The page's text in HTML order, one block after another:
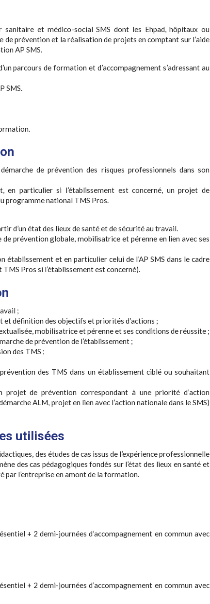
sanitaire et médico-social SMS dont les Ehpad, hôpitaux ou
de prévention et la réalisation de projets en comptant sur l’aide
AP SMS.
parcours de formation et d’accompagnement s’adressant au
SMS.
de prévention des risques professionnels dans son
particulier si l’établissement est concerné, un projet de
programme national TMS Pros.
d’un état des lieux de santé et de sécurité au travail.
prévention globale, mobilisatrice et pérenne en lien avec ses
et en particulier celui de l’AP SMS dans le cadre
Pros si l’établissement est concerné).
;
et définition des objectifs et priorités d’actions ;
mobilisatrice et pérenne et ses conditions de réussite ;
de prévention de l’établissement ;
des TMS ;
des TMS dans un établissement ciblé ou souhaitant
projet de prévention correspondant à une priorité d’action
ALM, projet en lien avec l’action nationale dans le SMS)
utilisées
des études de cas issus de l’expérience professionnelle
des cas pédagogiques fondés sur l’état des lieux en santé et
par l’entreprise en amont de la formation.
+ 2 demi-journées d’accompagnement en commun avec
+ 2 demi-journées d’accompagnement en commun avec